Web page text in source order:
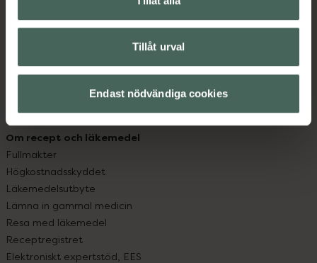
Tillåt urval
Endast nödvändiga cookies
Handla tryggt
Leverans, betalning och retur
Sajtens tillgänglighet
Köpvillkor
Om recept och läkemedel
Fullmakter
Högkostnadsskyddet
Läkemedelsutbyte
Lämna in gammal medicin
Resa med läkemedel
Receptregistret
Elektroniskt expertstöd, EES